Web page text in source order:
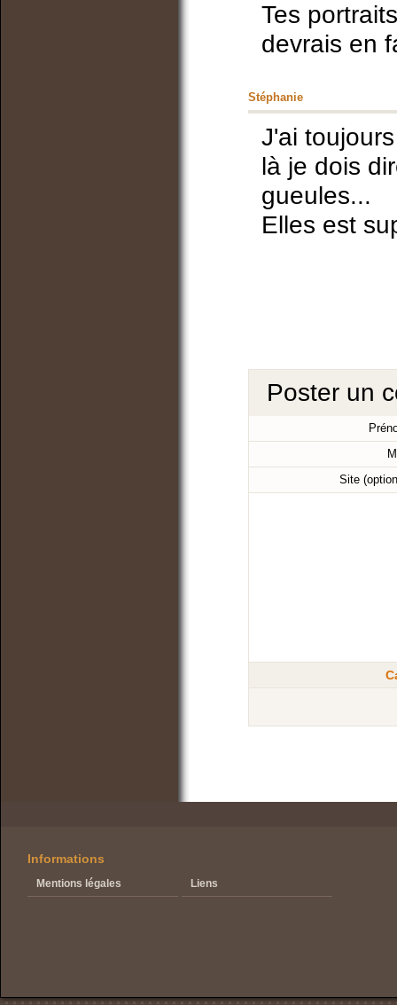
Tes
devrais en
Stéphanie
J'ai
là je dois
gueules...
Elles est
Poster un
Site
Informations
Mentions légales Liens